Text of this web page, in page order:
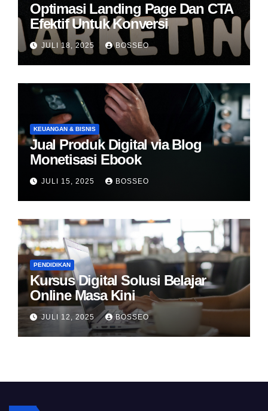
Optimasi Landing Page Dan CTA
Efektif Untuk Konversi
JULI 18, 2025 BOSSEO
KEUANGAN & BISNIS
Jual Produk Digital via Blog
Monetisasi Ebook
JULI 15, 2025 BOSSEO
PENDIDIKAN
Kursus Digital Solusi Belajar
Online Masa Kini
JULI 12, 2025 BOSSEO